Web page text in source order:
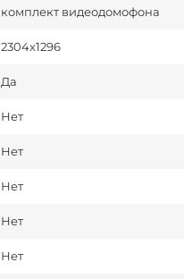
комплект видеодомофона
2304x1296
Да
Нет
Нет
Нет
Нет
Нет